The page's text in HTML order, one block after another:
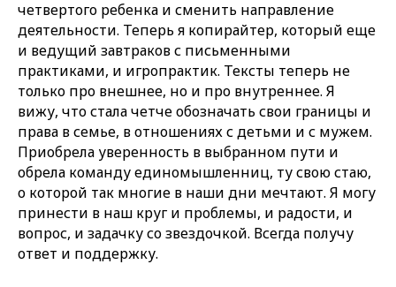
четвертого ребенка и сменить направление
деятельности. Теперь я копирайтер, который еще
и ведущий завтраков с письменными
практиками, и игропрактик. Тексты теперь не
только про внешнее, но и про внутреннее. Я
вижу, что стала четче обозначать свои границы и
права в семье, в отношениях с детьми и с мужем.
Приобрела уверенность в выбранном пути и
обрела команду единомышленниц, ту свою стаю,
о которой так многие в наши дни мечтают. Я могу
принести в наш круг и проблемы, и радости, и
вопрос, и задачку со звездочкой. Всегда получу
ответ и поддержку.